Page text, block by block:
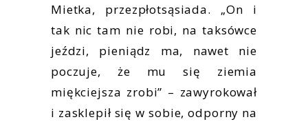
Mietka, przezpłotsąsiada. „On i
tak nic tam nie robi, na taksówce
jeździ, pieniądz ma, nawet nie
poczuje, że mu się ziemia
miękciejsza zrobi” – zawyrokował
i zasklepił się w sobie, odporny na